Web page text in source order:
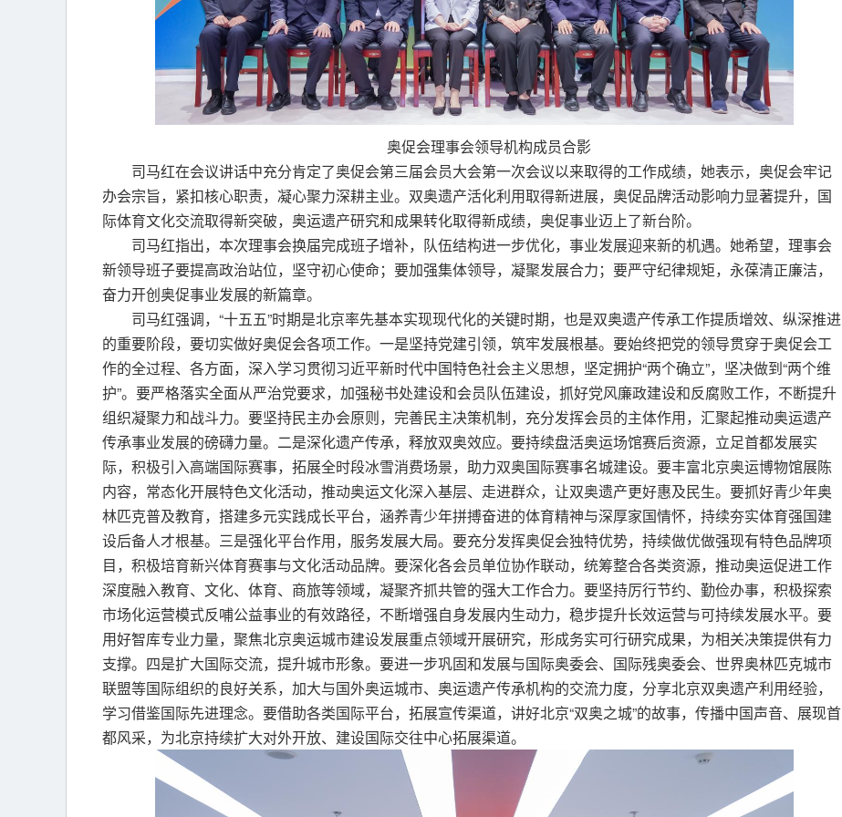
奥促会理事会领导机构成员合影
司马红在会议讲话中充分肯定了奥促会第三届会员大会第一次会议以来取得的工作成绩，她表示，奥促会牢记
办会宗旨，紧扣核心职责，凝心聚力深耕主业。双奥遗产活化利用取得新进展，奥促品牌活动影响力显著提升，国
际体育文化交流取得新突破，奥运遗产研究和成果转化取得新成绩，奥促事业迈上了新台阶。
司马红指出，本次理事会换届完成班子增补，队伍结构进一步优化，事业发展迎来新的机遇。她希望，理事会
新领导班子要提高政治站位，坚守初心使命；要加强集体领导，凝聚发展合力；要严守纪律规矩，永葆清正廉洁，
奋力开创奥促事业发展的新篇章。
司马红强调，“十五五”时期是北京率先基本实现现代化的关键时期，也是双奥遗产传承工作提质增效、纵深推进
的重要阶段，要切实做好奥促会各项工作。一是坚持党建引领，筑牢发展根基。要始终把党的领导贯穿于奥促会工
作的全过程、各方面，深入学习贯彻习近平新时代中国特色社会主义思想，坚定拥护“两个确立”，坚决做到“两个维
护”。要严格落实全面从严治党要求，加强秘书处建设和会员队伍建设，抓好党风廉政建设和反腐败工作，不断提升
组织凝聚力和战斗力。要坚持民主办会原则，完善民主决策机制，充分发挥会员的主体作用，汇聚起推动奥运遗产
传承事业发展的磅礴力量。二是深化遗产传承，释放双奥效应。要持续盘活奥运场馆赛后资源，立足首都发展实
际，积极引入高端国际赛事，拓展全时段冰雪消费场景，助力双奥国际赛事名城建设。要丰富北京奥运博物馆展陈
内容，常态化开展特色文化活动，推动奥运文化深入基层、走进群众，让双奥遗产更好惠及民生。要抓好青少年奥
林匹克普及教育，搭建多元实践成长平台，涵养青少年拼搏奋进的体育精神与深厚家国情怀，持续夯实体育强国建
设后备人才根基。三是强化平台作用，服务发展大局。要充分发挥奥促会独特优势，持续做优做强现有特色品牌项
目，积极培育新兴体育赛事与文化活动品牌。要深化各会员单位协作联动，统筹整合各类资源，推动奥运促进工作
深度融入教育、文化、体育、商旅等领域，凝聚齐抓共管的强大工作合力。要坚持厉行节约、勤俭办事，积极探索
市场化运营模式反哺公益事业的有效路径，不断增强自身发展内生动力，稳步提升长效运营与可持续发展水平。要
用好智库专业力量，聚焦北京奥运城市建设发展重点领域开展研究，形成务实可行研究成果，为相关决策提供有力
支撑。四是扩大国际交流，提升城市形象。要进一步巩固和发展与国际奥委会、国际残奥委会、世界奥林匹克城市
联盟等国际组织的良好关系，加大与国外奥运城市、奥运遗产传承机构的交流力度，分享北京双奥遗产利用经验，
学习借鉴国际先进理念。要借助各类国际平台，拓展宣传渠道，讲好北京“双奥之城”的故事，传播中国声音、展现首
都风采，为北京持续扩大对外开放、建设国际交往中心拓展渠道。